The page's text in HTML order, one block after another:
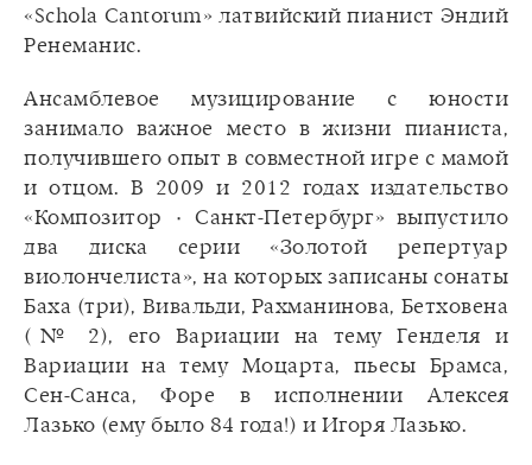
«Schola Cantorum» латвийский пианист Эндий
Ренеманис.
Ансамблевое музицирование с юности
занимало важное место в жизни пианиста,
получившего опыт в совместной игре с мамой
и отцом. В 2009 и 2012 годах издательство
«Композитор ٠ Санкт-Петербург» выпустило
два диска серии «Золотой репертуар
виолончелиста», на которых записаны сонаты
Баха (три), Вивальди, Рахманинова, Бетховена
(№ 2), его Вариации на тему Генделя и
Вариации на тему Моцарта, пьесы Брамса,
Сен-Санса, Форе в исполнении Алексея
Лазько (ему было 84 года!) и Игоря Лазько.